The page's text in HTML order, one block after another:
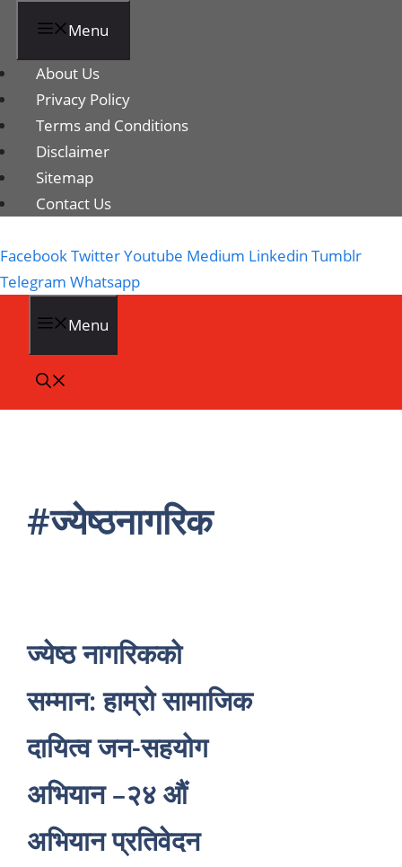
Menu
About Us
Privacy Policy
Terms and Conditions
Disclaimer
Sitemap
Contact Us
FacebookTwitterYoutube Medium Linkedin Tumblr
Telegram Whatsapp
Menu
#ज्येष्ठनागरिक
ज्येष्ठ नागरिकको
सम्मान: हाम्रो सामाजिक
दायित्व जन-सहयोग
अभियान –२४ औं
अभियान प्रतिवेदन